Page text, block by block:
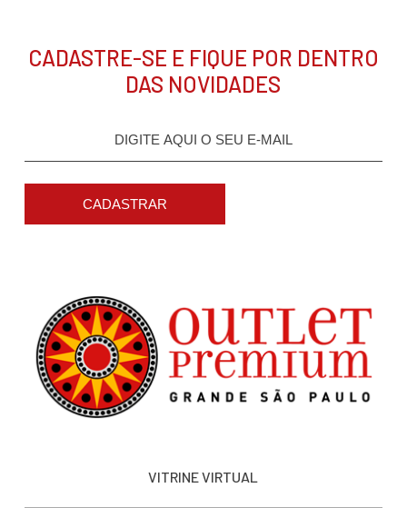
CADASTRE-SE E FIQUE POR DENTRO
DAS NOVIDADES
CADASTRAR
VITRINE VIRTUAL